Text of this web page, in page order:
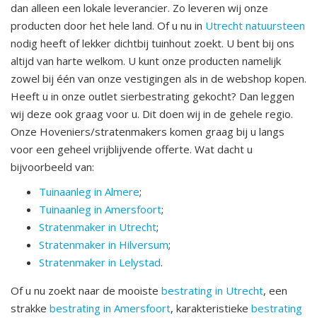
dan alleen een lokale leverancier. Zo leveren wij onze
producten door het hele land. Of u nu in Utrecht natuursteen
nodig heeft of lekker dichtbij tuinhout zoekt. U bent bij ons
altijd van harte welkom. U kunt onze producten namelijk
zowel bij één van onze vestigingen als in de webshop kopen.
Heeft u in onze outlet sierbestrating gekocht? Dan leggen
wij deze ook graag voor u. Dit doen wij in de gehele regio.
Onze Hoveniers/stratenmakers komen graag bij u langs
voor een geheel vrijblijvende offerte. Wat dacht u
bijvoorbeeld van:
Tuinaanleg in Almere;
Tuinaanleg in Amersfoort;
Stratenmaker in Utrecht;
Stratenmaker in Hilversum;
Stratenmaker in Lelystad.
Of u nu zoekt naar de mooiste bestrating in Utrecht, een
strakke bestrating in Amersfoort, karakteristieke bestrating